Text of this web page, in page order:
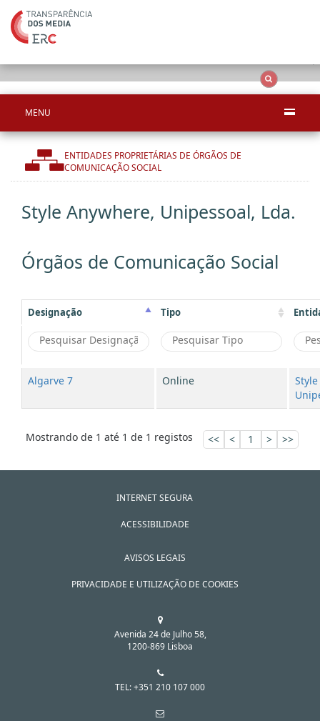
MENU
ENTIDADES PROPRIETÁRIAS DE ÓRGÃOS DE
COMUNICAÇÃO SOCIAL
Style Anywhere, Unipessoal, Lda.
Órgãos de Comunicação Social
Designação Tipo
Algarve 7 Online
Mostrando de 1 até 1 de 1 registos << < 1 > >>
INTERNET SEGURA
ACESSIBILIDADE
AVISOS LEGAIS
PRIVACIDADE E UTILIZAÇÃO DE COOKIES
Avenida 24 de Julho 58,
1200-869 Lisboa
TEL: +351 210 107 000